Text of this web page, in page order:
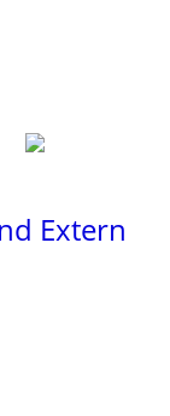
Extern